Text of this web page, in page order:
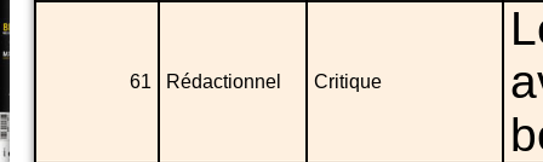
61 Rédactionnel Critique